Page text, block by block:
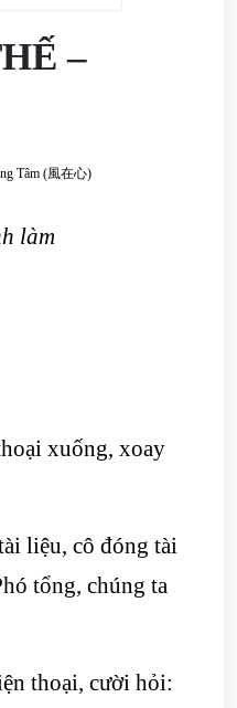
–
Tâm (風在心)
làm
xuống, xoay
liệu, cô đóng tài
tổng, chúng ta
thoại, cười hỏi: